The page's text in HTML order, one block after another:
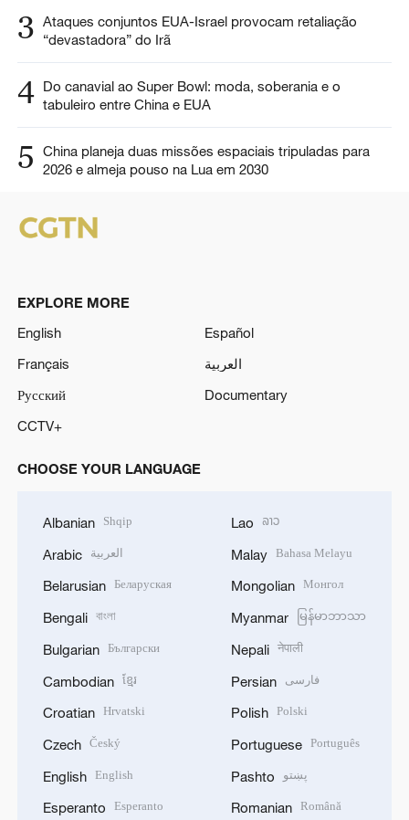
3 Ataques conjuntos EUA-Israel provocam retaliação
“devastadora” do Irã
4 Do canavial ao Super Bowl: moda, soberania e o
tabuleiro entre China e EUA
5
China planeja duas missões espaciais tripuladas para
2026 e almeja pouso na Lua em 2030
EXPLORE MORE
English
Español
Français
العربية
Русский
Documentary
CCTV+
CHOOSE YOUR LANGUAGE
Albanian Shqip
Arabic العربية
Belarusian Беларуская
Bengali বাংলা
Bulgarian Български
Cambodian ខ្មែរ
Croatian Hrvatski
Czech Český
English English
Esperanto Esperanto
Lao ລາວ
Malay Bahasa Melayu
Mongolian Монгол
Myanmar မြန်မာဘာသာ
Nepali नेपाली
Persian فارسی
Polish Polski
Portuguese Português
Pashto پښتو
Romanian Română